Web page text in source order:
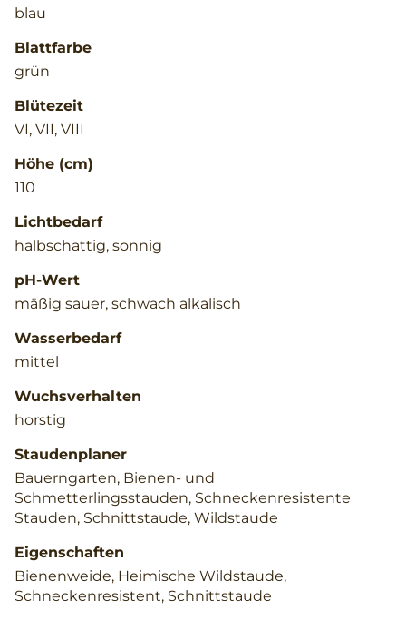
blau
Blattfarbe
grün
Blütezeit
VI, VII, VIII
Höhe (cm)
110
Lichtbedarf
halbschattig, sonnig
pH-Wert
mäßig sauer, schwach alkalisch
Wasserbedarf
mittel
Wuchsverhalten
horstig
Staudenplaner
Bauerngarten, Bienen- und
Schmetterlingsstauden, Schneckenresistente
Stauden, Schnittstaude, Wildstaude
Eigenschaften
Bienenweide, Heimische Wildstaude,
Schneckenresistent, Schnittstaude